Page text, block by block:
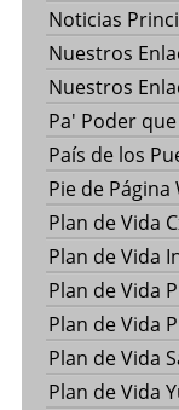
Noticias
Nuestros
Nuestros
Pa' Poder
País de los
Pie de Página
Plan de Vida
Plan de Vida
Plan de Vida
Plan de Vida
Plan de Vida
Plan de Vida